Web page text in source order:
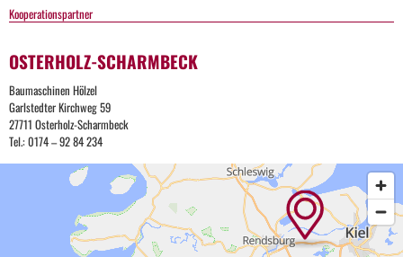
Kooperationspartner
OSTERHOLZ-SCHARMBECK
Baumaschinen Hölzel
Garlstedter Kirchweg 59
27711 Osterholz-Scharmbeck
Tel.: 0174 – 92 84 234